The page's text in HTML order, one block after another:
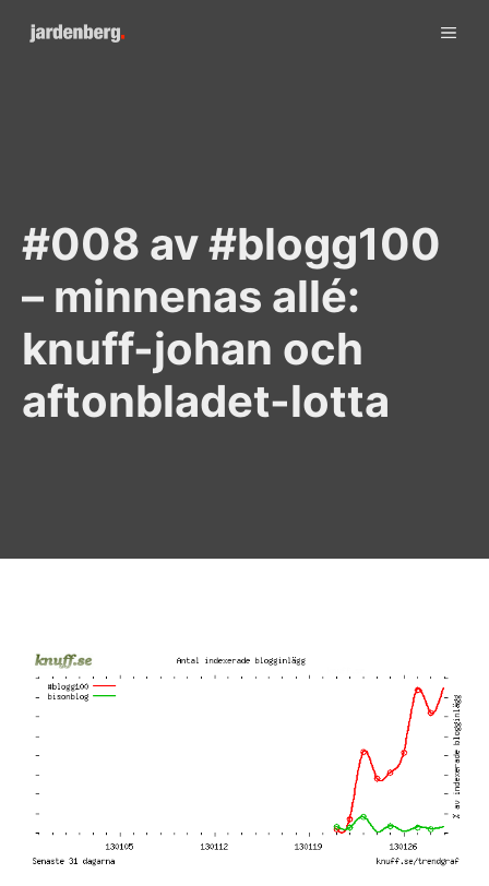
#008 av #blogg100
– minnenas allé:
knuff-johan och
aftonbladet-lotta